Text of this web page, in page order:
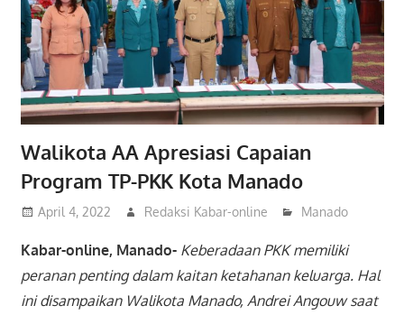
Walikota AA Apresiasi Capaian
Program TP-PKK Kota Manado
April 4, 2022 Redaksi Kabar-online Manado
Kabar-online, Manado- Keberadaan PKK memiliki
peranan penting dalam kaitan ketahanan keluarga. Hal
ini disampaikan Walikota Manado, Andrei Angouw saat